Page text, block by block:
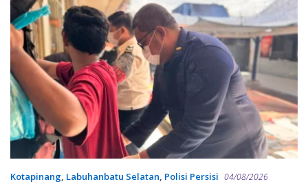
Kotapinang, Labuhanbatu Selatan, Polisi Persisi 04/08/2026